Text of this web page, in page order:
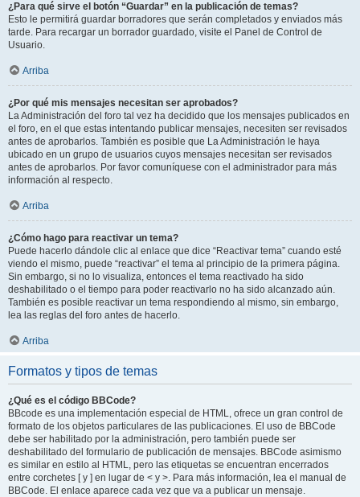
¿Para qué sirve el botón “Guardar” en la publicación de temas?
Esto le permitirá guardar borradores que serán completados y enviados más
tarde. Para recargar un borrador guardado, visite el Panel de Control de
Usuario.
Arriba
¿Por qué mis mensajes necesitan ser aprobados?
La Administración del foro tal vez ha decidido que los mensajes publicados en
el foro, en el que estas intentando publicar mensajes, necesiten ser revisados
antes de aprobarlos. También es posible que La Administración le haya
ubicado en un grupo de usuarios cuyos mensajes necesitan ser revisados
antes de aprobarlos. Por favor comuníquese con el administrador para más
información al respecto.
Arriba
¿Cómo hago para reactivar un tema?
Puede hacerlo dándole clic al enlace que dice “Reactivar tema” cuando esté
viendo el mismo, puede “reactivar” el tema al principio de la primera página.
Sin embargo, si no lo visualiza, entonces el tema reactivado ha sido
deshabilitado o el tiempo para poder reactivarlo no ha sido alcanzado aún.
También es posible reactivar un tema respondiendo al mismo, sin embargo,
lea las reglas del foro antes de hacerlo.
Arriba
Formatos y tipos de temas
¿Qué es el código BBCode?
BBcode es una implementación especial de HTML, ofrece un gran control de
formato de los objetos particulares de las publicaciones. El uso de BBCode
debe ser habilitado por la administración, pero también puede ser
deshabilitado del formulario de publicación de mensajes. BBCode asimismo
es similar en estilo al HTML, pero las etiquetas se encuentran encerrados
entre corchetes [ y ] en lugar de < y >. Para más información, lea el manual de
BBCode. El enlace aparece cada vez que va a publicar un mensaje.